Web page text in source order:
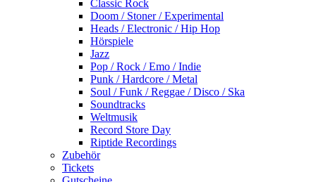
Classic Rock
Doom / Stoner / Experimental
Heads / Electronic / Hip Hop
Hörspiele
Jazz
Pop / Rock / Emo / Indie
Punk / Hardcore / Metal
Soul / Funk / Reggae / Disco / Ska
Soundtracks
Weltmusik
Record Store Day
Riptide Recordings
Zubehör
Tickets